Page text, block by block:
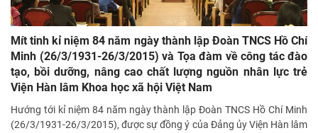
Mít tinh kỉ niệm 84 năm ngày thành lập Đoàn TNCS Hồ Chí
Minh (26/3/1931-26/3/2015) và Tọa đàm về công tác đào
tạo, bồi dưỡng, nâng cao chất lượng nguồn nhân lực trẻ
Viện Hàn lâm Khoa học xã hội Việt Nam
Hướng tới kỉ niệm 84 năm ngày thành lập Đoàn TNCS Hồ Chí Minh
(26/3/1931-26/3/2015), được sự đồng ý của Đảng ủy Viện Hàn lâm